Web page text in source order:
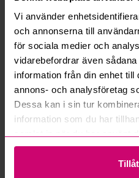
Vi använder
och annonserna till
för sociala medier och
vidarebefordrar även
information från din enhet till
annons- och analysföretag
Dessa kan i sin tur
information som du har
Kan jag ångra ett bud?
Kan ni frakta mina vunna
Läs fler
Mer från samma kategori